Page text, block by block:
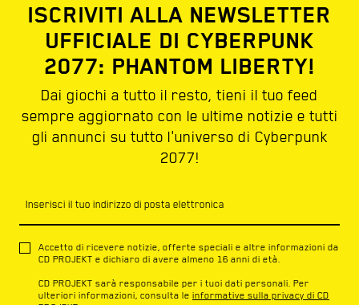
ISCRIVITI ALLA NEWSLETTER
UFFICIALE DI CYBERPUNK
2077: PHANTOM LIBERTY!
Dai giochi a tutto il resto, tieni il tuo feed
sempre aggiornato con le ultime notizie e tutti
gli annunci su tutto l'universo di Cyberpunk
2077!
Inserisci il tuo indirizzo di posta elettronica
Accetto di ricevere notizie, offerte speciali e altre informazioni da
CD PROJEKT e dichiaro di avere almeno 16 anni di età.
CD PROJEKT sarà responsabile per i tuoi dati personali. Per
ulteriori informazioni, consulta le informative sulla privacy di CD